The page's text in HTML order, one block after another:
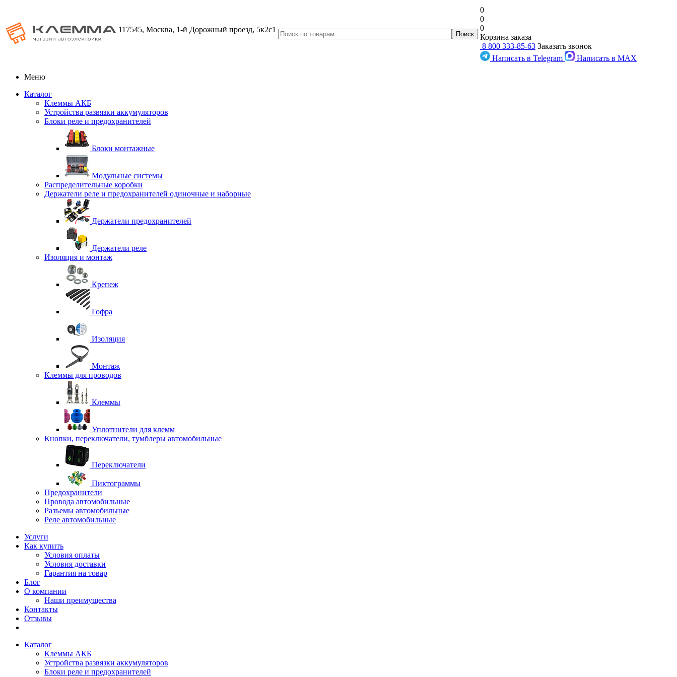
117545, Москва, 1-й Дорожный проезд, 5к2с1
0
0
0
Корзина заказа
8 800 333-85-63 Заказать звонок
Написать в Telegram
Написать в MAX
Меню
Каталог
Клеммы АКБ
Устройства развязки аккумуляторов
Блоки реле и предохранителей
Блоки монтажные
Модульные системы
Распределительные коробки
Держатели реле и предохранителей одиночные и наборные
Держатели предохранителей
Держатели реле
Изоляция и монтаж
Крепеж
Гофра
Изоляция
Монтаж
Клеммы для проводов
Клеммы
Уплотнители для клемм
Кнопки, переключатели, тумблеры автомобильные
Переключатели
Пиктограммы
Предохранители
Провода автомобильные
Разъемы автомобильные
Реле автомобильные
Услуги
Как купить
Условия оплаты
Условия доставки
Гарантия на товар
Блог
О компании
Наши преимущества
Контакты
Отзывы
Каталог
Клеммы АКБ
Устройства развязки аккумуляторов
Блоки реле и предохранителей